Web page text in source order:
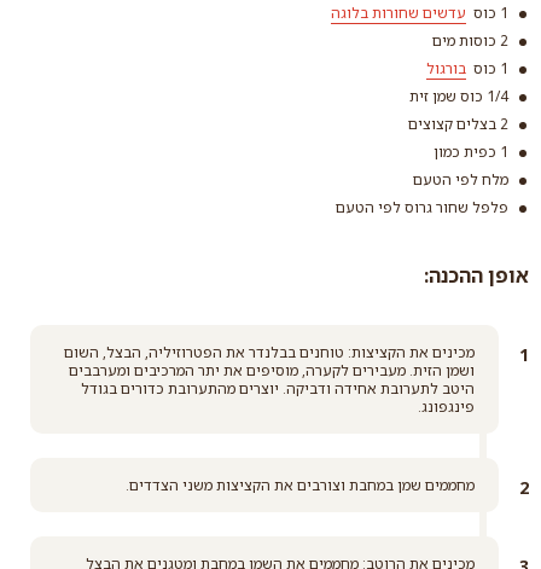
1 כוס עדשים שחורות בלוגה
קרא עוד
2 כוסות מים
1 כוס
בורגול
1/4 כוס שמן זית
2 בצלים קצוצים
1 כפית כמון
מלח לפי הטעם
פלפל שחור גרוס לפי הטעם
אופן ההכנה:
מכינים את הקציצות: טוחנים בבלנדר את הפטרוזיליה, הבצל, השום
ושמן הזית. מעבירים לקערה, מוסיפים את יתר המרכיבים ומערבבים
היטב לתערובת אחידה ודביקה. יוצרים מהתערובת כדורים בגודל
פינגפונג.
מחממים שמן במחבת וצורבים את הקציצות משני הצדדים.
מכינים את הרוטב: מחממים את השמן במחבת ומטגנים את הבצל